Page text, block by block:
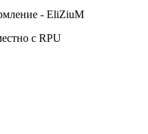
- EliZiuM
с RPU